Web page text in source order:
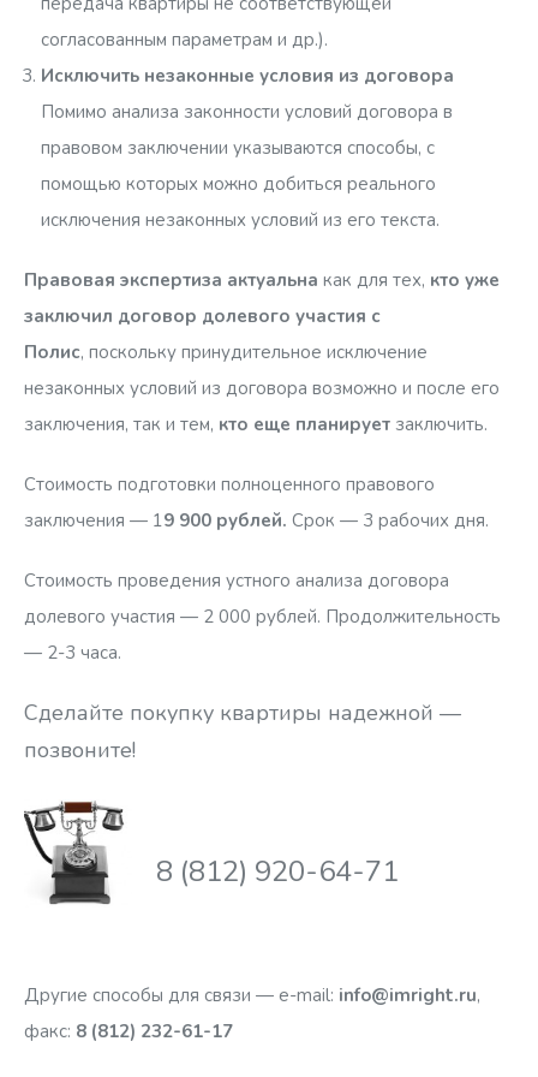
Следующее заключение по данному условию наша
компания предоставила одному из клиентов
обратившемуся за проведением правовой экспертизы
договора долевого участия с застройщиком «Полис»:
«Согласно п. 2 ч. 1 ст. 9 Закона о долевом участии
в случае существенного изменения размера объекта
долевого строительства Участник долевого
заключенного договора в судебном порядке. Данное
положение закона не устанавливает каких-либо
свою очередь приведенный пункт Договора
ограничивает права Участника долевого строительства
изменение площади квартиры хотя и составляет менее
7%, но по совокупности обстоятельств может быть
признано существенным.
Кроме того, п. 5.2 Договора является незаконным в той
части, в которой признает изменение размера квартиры
в пределах 7% соответствующим требованиям к
качеству объекта долевого строительства. Согласно ч. 1
ст. 7 Закона Застройщик обязан передать Участнику
долевого строительства объект долевого
согласованным параметрам и др.).
Исключить незаконные условия из договора
Помимо анализа законности условий договора в
правовом заключении указываются способы, с
помощью которых можно добиться реального
исключения незаконных условий из его текста.
Правовая экспертиза актуальна как для тех, кто уже
заключил договор долевого участия с
Полис, поскольку принудительное исключение
незаконных условий из договора возможно и после его
заключения, так и тем, кто еще планирует заключить.
Стоимость подготовки полноценного правового
заключения — 19 900 рублей. Срок — 3 рабочих дня.
Стоимость проведения устного анализа договора
долевого участия — 2 000 рублей. Продолжительность
— 2-3 часа.
Сделайте покупку квартиры надежной —
позвоните!
8 (812) 920-64-71
Другие способы для связи — e-mail: info@imright.ru,
факс: 8 (812) 232-61-17